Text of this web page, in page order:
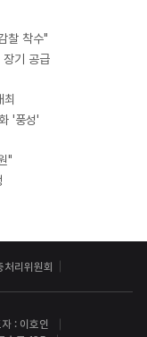
찰 착수"
장기 공급
'풍성'
"
처리위원회
: 이호인